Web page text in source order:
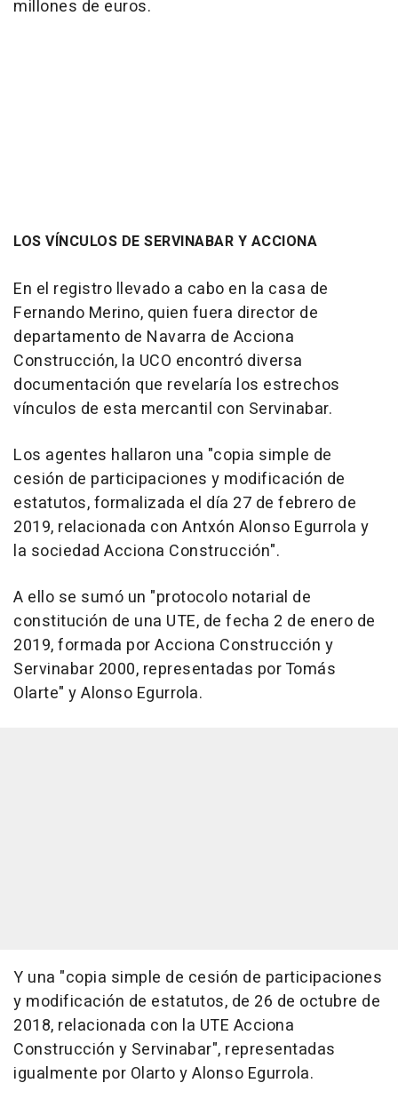
millones de euros.
LOS VÍNCULOS DE SERVINABAR Y ACCIONA
En el registro llevado a cabo en la casa de
Fernando Merino, quien fuera director de
departamento de Navarra de Acciona
Construcción, la UCO encontró diversa
documentación que revelaría los estrechos
vínculos de esta mercantil con Servinabar.
Los agentes hallaron una "copia simple de
cesión de participaciones y modificación de
estatutos, formalizada el día 27 de febrero de
2019, relacionada con Antxón Alonso Egurrola y
la sociedad Acciona Construcción".
A ello se sumó un "protocolo notarial de
constitución de una UTE, de fecha 2 de enero de
2019, formada por Acciona Construcción y
Servinabar 2000, representadas por Tomás
Olarte" y Alonso Egurrola.
Y una "copia simple de cesión de participaciones
y modificación de estatutos, de 26 de octubre de
2018, relacionada con la UTE Acciona
Construcción y Servinabar", representadas
igualmente por Olarto y Alonso Egurrola.